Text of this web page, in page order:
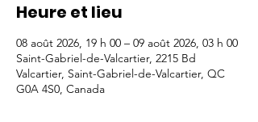
Heure et lieu
08 août 2026, 19 h 00 – 09 août 2026, 03 h 00
Saint-Gabriel-de-Valcartier, 2215 Bd
Valcartier, Saint-Gabriel-de-Valcartier, QC
G0A 4S0, Canada